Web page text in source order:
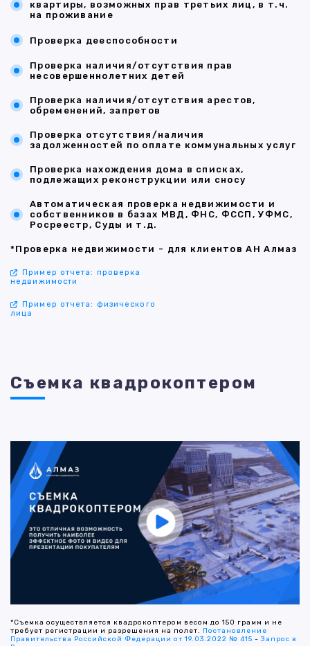
квартиры, возможных прав третьих лиц, в т.ч.
на проживание
Проверка дееспособности
Проверка наличия/отсутствия прав
несовершеннолетних детей
Проверка наличия/отсутствия арестов,
обременений, запретов
Проверка отсутствия/наличия
задолженностей по оплате коммунальных услуг
Проверка нахождения дома в списках,
подлежащих реконструкции или сносу
Автоматическая проверка недвижимости и
собственников в базах МВД, ФНС, ФССП, УФМС,
Росреестр, Суды и т.д.
*Проверка недвижимости - для клиентов АН Алмаз
Пример отчета: проверка
недвижимости
Пример отчета: физического
лица
Съемка квадрокоптером
*Съемка осуществляется квадрокоптером весом до 150 грамм и не
требует регистрации и разрешения на полет. Постановление
Правительства Российской Федерации от 19.03.2022 № 415 -Запрос в